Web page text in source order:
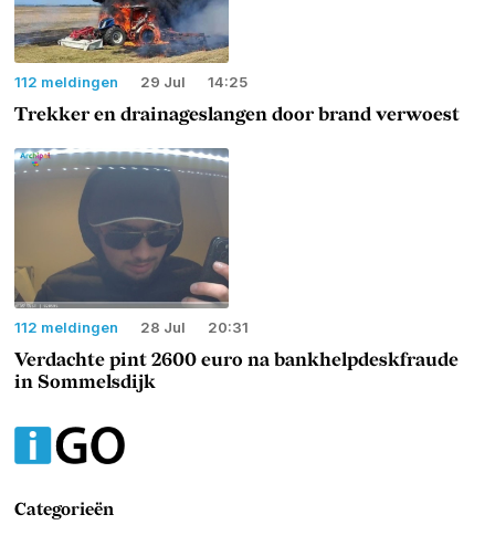
112 meldingen 29 Jul 14:25
Trekker en drainageslangen door brand verwoest
112 meldingen 28 Jul 20:31
Verdachte pint 2600 euro na bankhelpdeskfraude
in Sommelsdijk
Categorieën